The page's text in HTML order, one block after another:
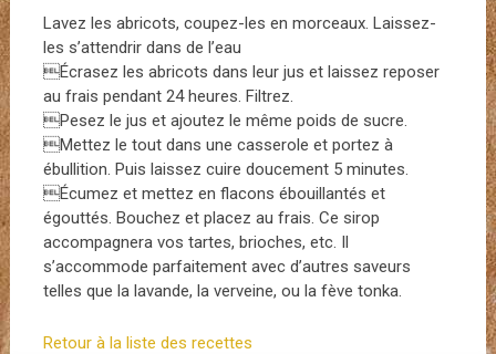
Lavez les abricots, coupez-les en morceaux. Laissez-
les s’attendrir dans de l’eau
Écrasez les abricots dans leur jus et laissez reposer
au frais pendant 24 heures. Filtrez.
Pesez le jus et ajoutez le même poids de sucre.
Mettez le tout dans une casserole et portez à
ébullition. Puis laissez cuire doucement 5 minutes.
Écumez et mettez en flacons ébouillantés et
égouttés. Bouchez et placez au frais. Ce sirop
accompagnera vos tartes, brioches, etc. Il
s’accommode parfaitement avec d’autres saveurs
telles que la lavande, la verveine, ou la fève tonka.
Retour à la liste des recettes